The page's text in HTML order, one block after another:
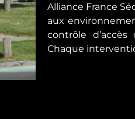
Alliance France
aux
contrôle
Chaque